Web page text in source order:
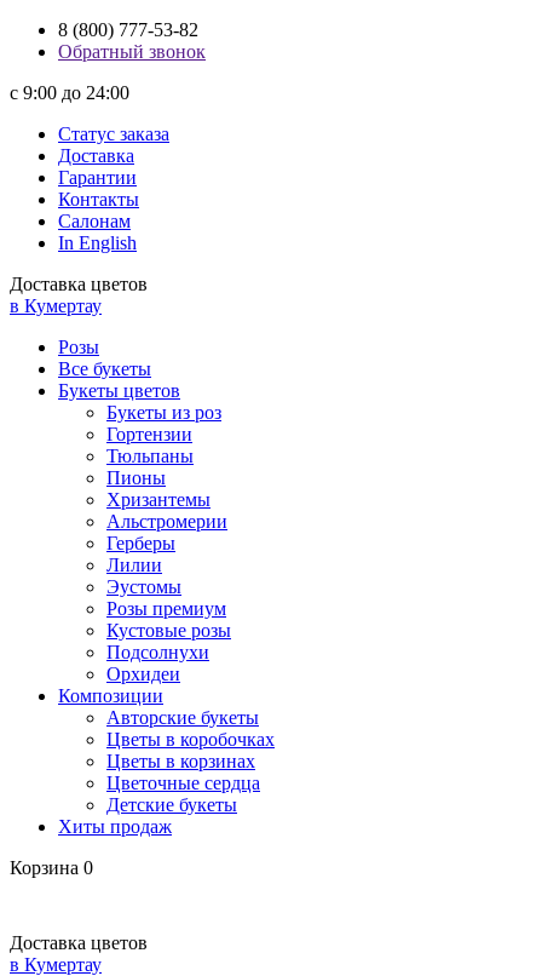
8 (800) 777-53-82
Обратный звонок
с 9:00 до 24:00
Статус заказа
Доставка
Гарантии
Контакты
Салонам
In English
Доставка цветов
в Кумертау
Розы
Все букеты
Букеты цветов
Букеты из роз
Гортензии
Тюльпаны
Пионы
Хризантемы
Альстромерии
Герберы
Лилии
Эустомы
Розы премиум
Кустовые розы
Подсолнухи
Орхидеи
Композиции
Авторские букеты
Цветы в коробочках
Цветы в корзинах
Цветочные сердца
Детские букеты
Хиты продаж
Корзина 0
Доставка цветов
в Кумертау